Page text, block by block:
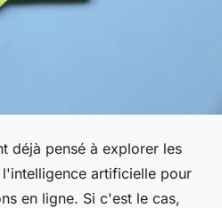
déjà pensé à explorer les
artificielle pour
en ligne. Si c'est le cas,